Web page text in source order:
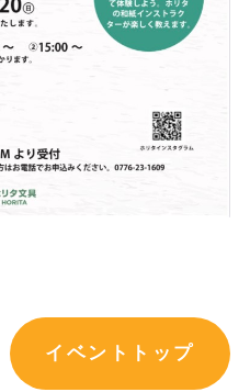
イベントトップ